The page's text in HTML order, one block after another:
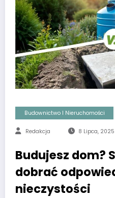
Budownictwo I Nieruchomości
Redakcja 8 Lipca, 2025
Budujesz dom?
dobrać
nieczystości